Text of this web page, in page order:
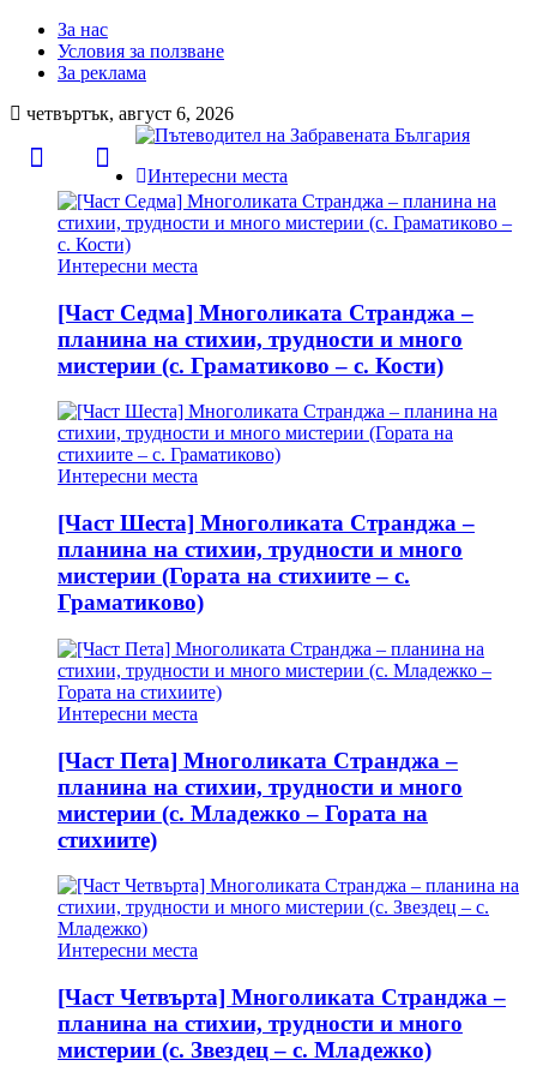
За нас
Условия за ползване
За реклама
четвъртък, август 6, 2026
Интересни места
Интересни места
[Част Седма] Многоликата Странджа –
планина на стихии, трудности и много
мистерии (с. Граматиково – с. Кости)
Интересни места
[Част Шеста] Многоликата Странджа –
планина на стихии, трудности и много
мистерии (Гората на стихиите – с.
Граматиково)
Интересни места
[Част Пета] Многоликата Странджа –
планина на стихии, трудности и много
мистерии (с. Младежко – Гората на
стихиите)
Интересни места
[Част Четвърта] Многоликата Странджа –
планина на стихии, трудности и много
мистерии (с. Звездец – с. Младежко)